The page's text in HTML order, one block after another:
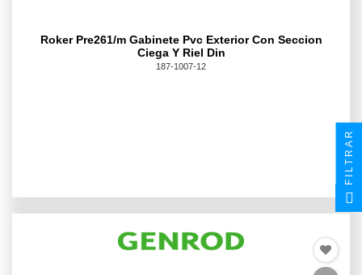
Roker Pre261/m Gabinete Pvc Exterior Con Seccion
Ciega Y Riel Din
187-1007-12
FILTRAR